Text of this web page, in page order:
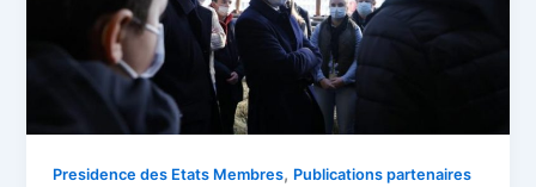
Presidence des Etats Membres, Publications partenaires